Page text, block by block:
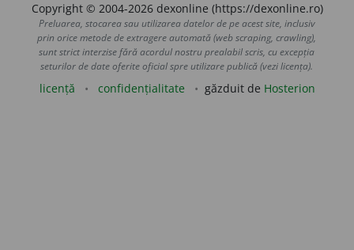
Copyright © 2004-2026 dexonline (https://dexonline.ro)
Preluarea, stocarea sau utilizarea datelor de pe acest site, inclusiv
prin orice metode de extragere automată (web scraping, crawling),
sunt strict interzise fără acordul nostru prealabil scris, cu excepția
seturilor de date oferite oficial spre utilizare publică (vezi licența).
licență confidențialitate găzduit de Hosterion